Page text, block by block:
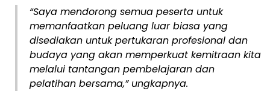
“Saya mendorong semua peserta untuk
memanfaatkan peluang luar biasa yang
disediakan untuk pertukaran profesional dan
budaya yang akan memperkuat kemitraan kita
melalui tantangan pembelajaran dan
pelatihan bersama,” ungkapnya.